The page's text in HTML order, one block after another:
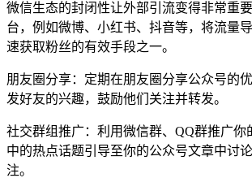
微信生态的封闭性让外部引流变得非常重
台，例如微博、小红书、抖音等，将流量
速获取粉丝的有效手段之一。
朋友圈分享：定期在朋友圈分享公众号的
发好友的兴趣，鼓励他们关注并转发。
社交群组推广：利用微信群、QQ群推广你
中的热点话题引导至你的公众号文章中讨
注。